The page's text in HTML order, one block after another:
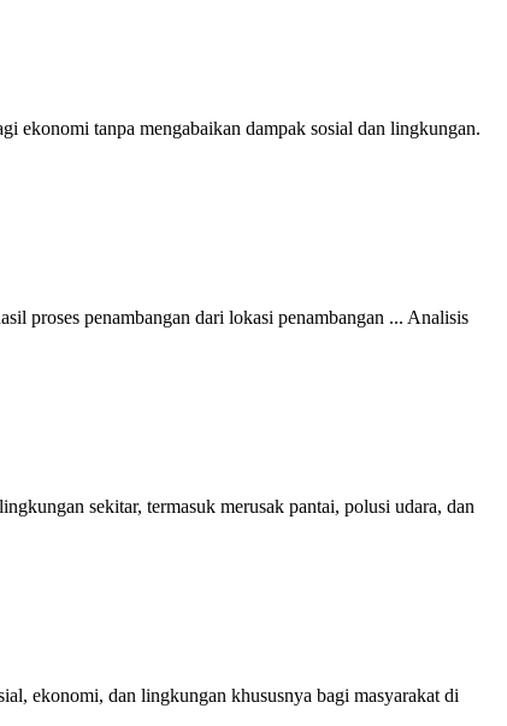
ekonomi tanpa mengabaikan dampak sosial dan lingkungan.
proses penambangan dari lokasi penambangan ... Analisis
sekitar, termasuk merusak pantai, polusi udara, dan
ekonomi, dan lingkungan khususnya bagi masyarakat di